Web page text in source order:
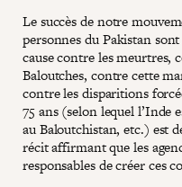
Le succès de notre
personnes du Pakistan
cause contre les meurtres,
Baloutches, contre cette
contre les disparitions
75 ans (selon lequel l’Inde
au Baloutchistan, etc.) est
récit affirmant que les
responsables de créer ces